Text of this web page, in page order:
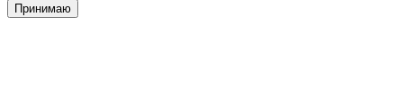
Принимаю